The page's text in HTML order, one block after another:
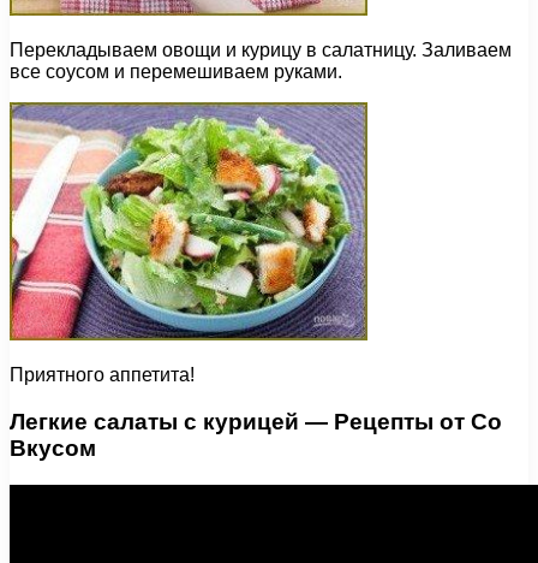
Перекладываем овощи и курицу в салатницу. Заливаем
все соусом и перемешиваем руками.
Приятного аппетита!
Легкие салаты с курицей — Рецепты от Со
Вкусом